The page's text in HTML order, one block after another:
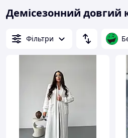
Демісезонний довгий
Фільтри